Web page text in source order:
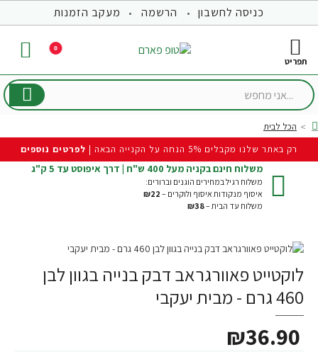
כניסה לחשבון הרשמה מעקב הזמנות
0
...אני
home
הכל לבית
רק באתר שלנו מקבלים 5% הנחה על הקנייה הבאה |
לפרטים נוספים
משלוח חינם בקניה מעל 400 ש"ח | דרך איפוסט עד 5 ק"ג
משלוח רגיל במחירים הוגנים וברורים:
איסוף מנקודות איסוף ולוקרים – ₪22
משלוח עד הבית –₪38
לוקטייט פאוורגראב דבק בנייה בגוון לבן
460 גרם - מבית יעקבי
₪36.90